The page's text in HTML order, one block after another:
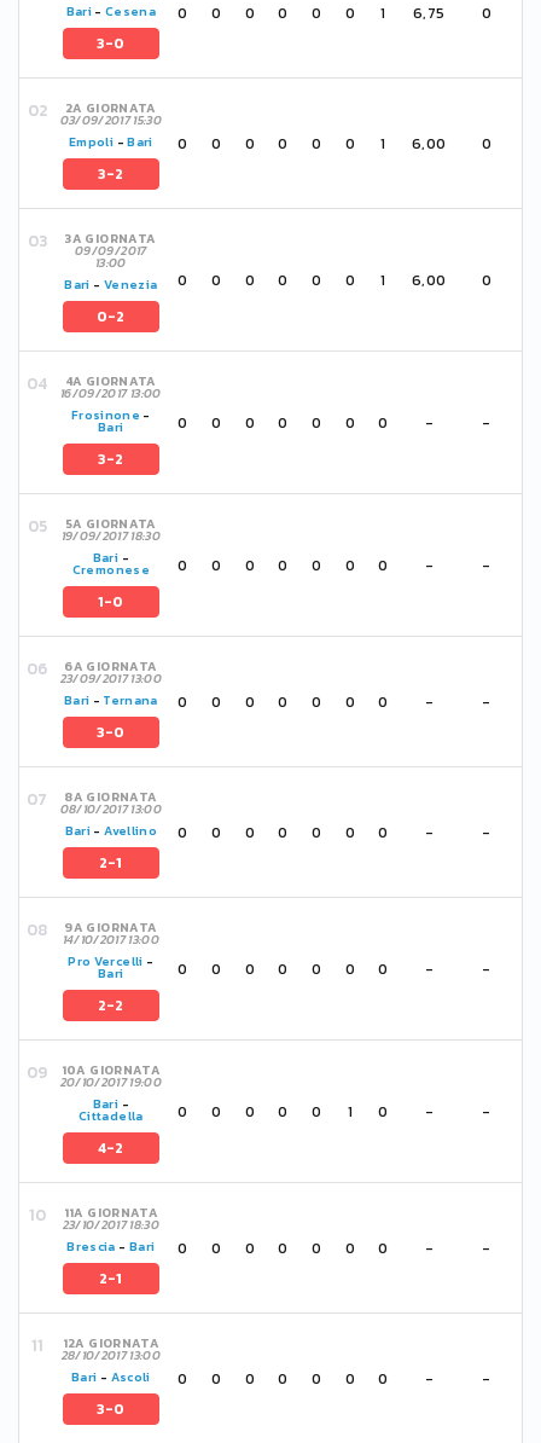
Bari-Cesena
3-0
0 0 0 0 0 0 1 6,75 0
2A GIORNATA
03/09/2017 15:30
Empoli -Bari
3-2
0 0 0 0 0 0 1 6,00 0
3A GIORNATA
09/09/2017
13:00
Bari - Venezia
0-2
0 0 0 0 0 0 1 6,00 0
4A GIORNATA
16/09/2017 13:00
Frosinone -
Bari
3-2
0 0 0 0 0 0 0 - -
5A GIORNATA
19/09/2017 18:30
Bari -
Cremonese
1-0
0 0 0 0 0 0 0 - -
6A GIORNATA
23/09/2017 13:00
Bari - Ternana
3-0
0 0 0 0 0 0 0 - -
8A GIORNATA
08/10/2017 13:00
Bari -Avellino
2-1
0 0 0 0 0 0 0 - -
9A GIORNATA
14/10/2017 13:00
Pro Vercelli -
Bari
2-2
0 0 0 0 0 0 0 - -
10A GIORNATA
20/10/2017 19:00
Bari -
Cittadella
4-2
0 0 0 0 0 1 0 - -
11A GIORNATA
23/10/2017 18:30
Brescia - Bari
2-1
0 0 0 0 0 0 0 - -
12A GIORNATA
28/10/2017 13:00
Bari - Ascoli
3-0
0 0 0 0 0 0 0 - -